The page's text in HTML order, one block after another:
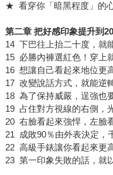
★ 看穿你「暗黑程度」的
第二章 把好感印象提升到
14 下巴往上抬二十度，就
15 必勝內褲選紅色！穿上
16 想讓自己看起來地位更
17 改變說話方式，就能逆
18 為了保持威嚴，逞強也
19 占住對方視線的右側，
20 右臉看起來強悍，左臉
21 成敗90％由外表決定，
22 高級手錶讓你看起來更
23 第一印象失敗的話，就